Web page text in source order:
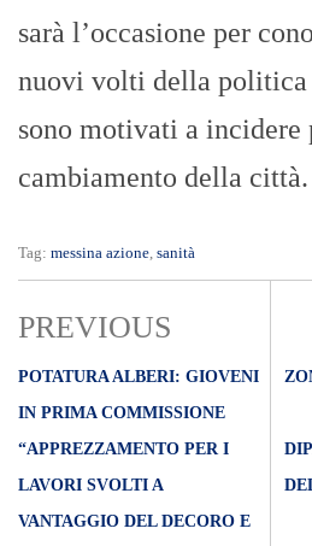
sarà l’occasione per
nuovi volti della politica
sono motivati a incidere
cambiamento della città.
Tag: messina azione sanità
PREVIOUS
POTATURA ALBERI: GIOVENI
IN PRIMA COMMISSIONE
“APPREZZAMENTO PER I
LAVORI SVOLTI A
VANTAGGIO DEL DECORO E